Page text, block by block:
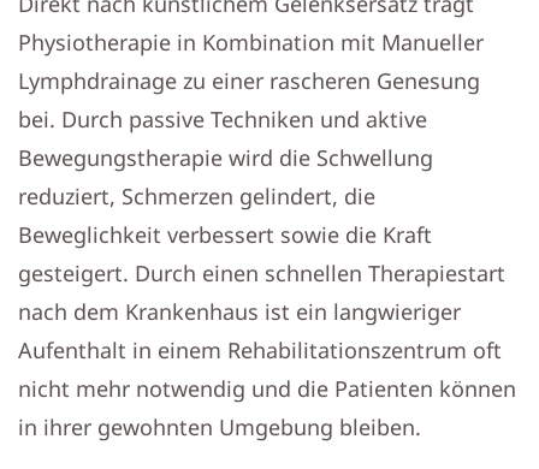
Physiotherapie in Kombination mit Manueller
Lymphdrainage zu einer rascheren Genesung
bei. Durch passive Techniken und aktive
Bewegungstherapie wird die Schwellung
reduziert, Schmerzen gelindert, die
Beweglichkeit verbessert sowie die Kraft
gesteigert. Durch einen schnellen Therapiestart
nach dem Krankenhaus ist ein langwieriger
Aufenthalt in einem Rehabilitationszentrum oft
nicht mehr notwendig und die Patienten können
in ihrer gewohnten Umgebung bleiben.